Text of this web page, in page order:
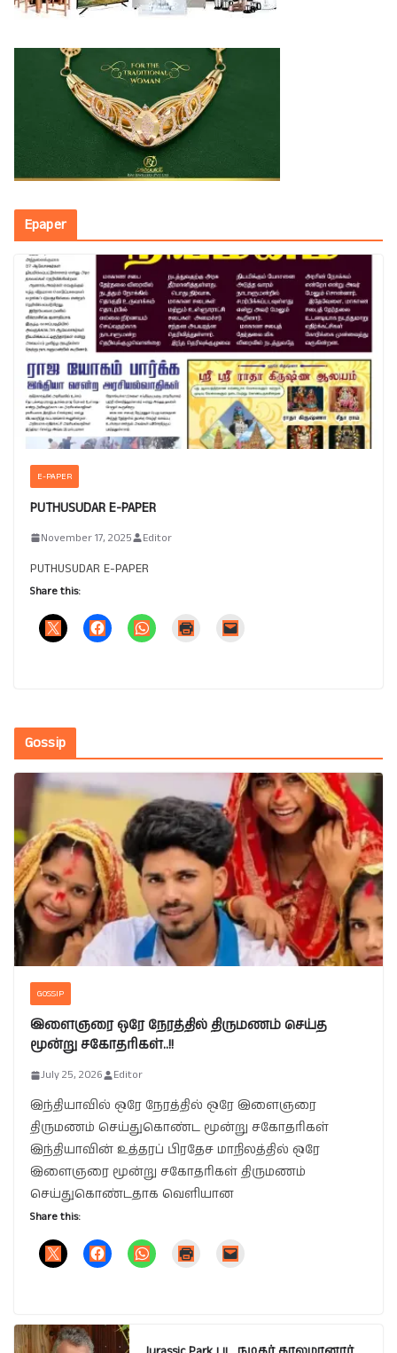
Epaper
E-PAPER
PUTHUSUDAR E-PAPER
November 17, 2025 Editor
PUTHUSUDAR E-PAPER
Share this:
Gossip
GOSSIP
இளைஞரை ஒரே நேரத்தில் திருமணம் செய்த
மூன்று சகோதரிகள்..!!
July 25, 2026 Editor
இந்தியாவில் ஒரே நேரத்தில் ஒரே இளைஞரை
திருமணம் செய்துகொண்ட மூன்று சகோதரிகள்
இந்தியாவின் உத்தரப் பிரதேச மாநிலத்தில் ஒரே
இளைஞரை மூன்று சகோதரிகள் திருமணம்
செய்துகொண்டதாக வெளியான
Share this: